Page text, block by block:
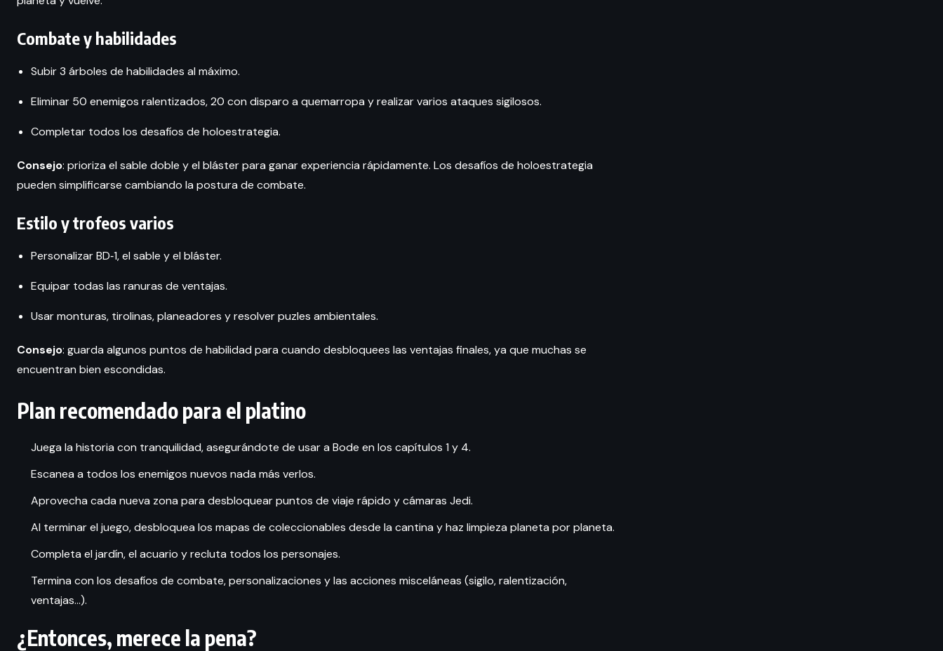
Combate y habilidades
Subir 3 árboles de habilidades al máximo.
Eliminar 50 enemigos ralentizados, 20 con disparo a quemarropa y realizar varios ataques sigilosos.
Completar todos los desafíos de holoestrategia.
Consejo: prioriza el sable doble y el bláster para ganar experiencia rápidamente. Los desafíos de holoestrategia
pueden simplificarse cambiando la postura de combate.
Estilo y trofeos varios
Personalizar BD‑1, el sable y el bláster.
Equipar todas las ranuras de ventajas.
Usar monturas, tirolinas, planeadores y resolver puzles ambientales.
Consejo: guarda algunos puntos de habilidad para cuando desbloquees las ventajas finales, ya que muchas se
encuentran bien escondidas.
Plan recomendado para el platino
Juega la historia con tranquilidad, asegurándote de usar a Bode en los capítulos 1 y 4.
Escanea a todos los enemigos nuevos nada más verlos.
Aprovecha cada nueva zona para desbloquear puntos de viaje rápido y cámaras Jedi.
Al terminar el juego, desbloquea los mapas de coleccionables desde la cantina y haz limpieza planeta por planeta.
Completa el jardín, el acuario y recluta todos los personajes.
Termina con los desafíos de combate, personalizaciones y las acciones misceláneas (sigilo, ralentización,
ventajas…).
¿Entonces, merece la pena?